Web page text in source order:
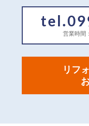
営業時間
リフ